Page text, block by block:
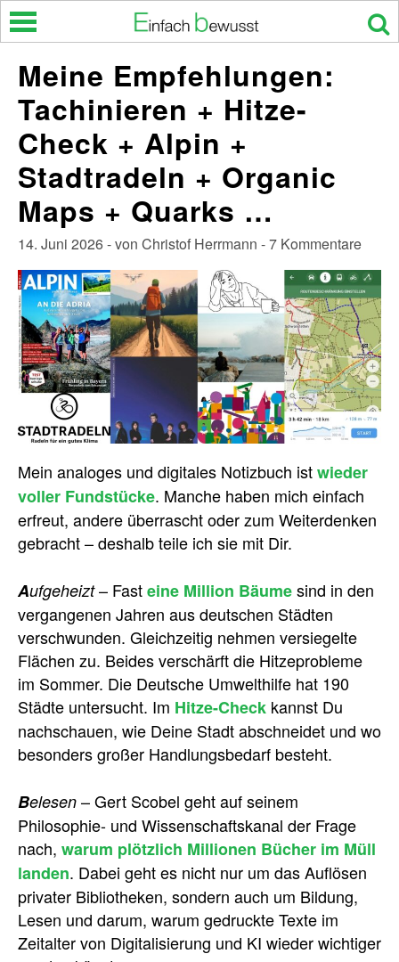
Skip
Meine Empfehlungen:
Tachinieren + Hitze-
Check + Alpin +
Stadtradeln + Organic
Maps + Quarks …
14. Juni 2026 - von Christof Herrmann - 7 Kommentare
Mein analoges und digitales Notizbuch istwieder
voller Fundstücke. Manche haben mich einfach
erfreut, andere überrascht oder zum Weiterdenken
gebracht – deshalb teile ich sie mit Dir.
Aufgeheizt– Fasteine Million Bäumesind in den
vergangenen Jahren aus deutschen Städten
verschwunden. Gleichzeitig nehmen versiegelte
Flächen zu. Beides verschärft die Hitzeprobleme
im Sommer. Die Deutsche Umwelthilfe hat 190
Städte untersucht. Im Hitze-Check kannst Du
nachschauen, wie Deine Stadt abschneidet und wo
besonders großer Handlungsbedarf besteht.
Belesen – Gert Scobel geht auf seinem
Philosophie- und Wissenschaftskanal der Frage
nach, warum plötzlich Millionen Bücher im Müll
landen. Dabei geht es nicht nur um das Auflösen
privater Bibliotheken, sondern auch um Bildung,
Lesen und darum, warum gedruckte Texte im
Zeitalter von Digitalisierung und KI wieder wichtiger